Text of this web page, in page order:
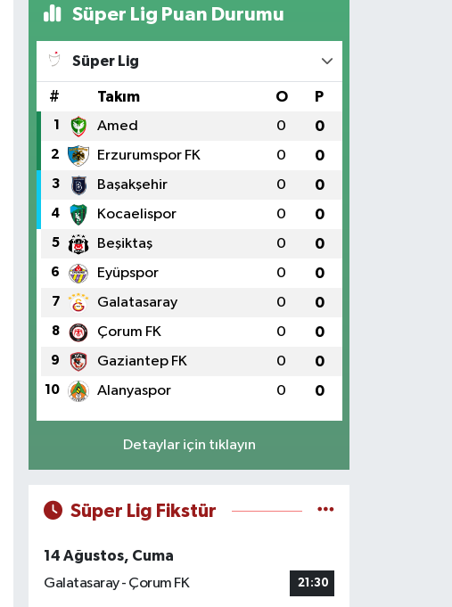
Süper Lig Puan Durumu
Süper Lig
# Takım O P
1 Amed 0 0
2 Erzurumspor FK 0 0
3 Başakşehir 0 0
4 Kocaelispor 0 0
5 Beşiktaş 0 0
6 Eyüpspor 0 0
7 Galatasaray 0 0
8 Çorum FK 0 0
9 Gaziantep FK 0 0
10 Alanyaspor 0 0
Detaylar için tıklayın
Süper Lig Fikstür
14 Ağustos, Cuma
Galatasaray - Çorum FK
21:30